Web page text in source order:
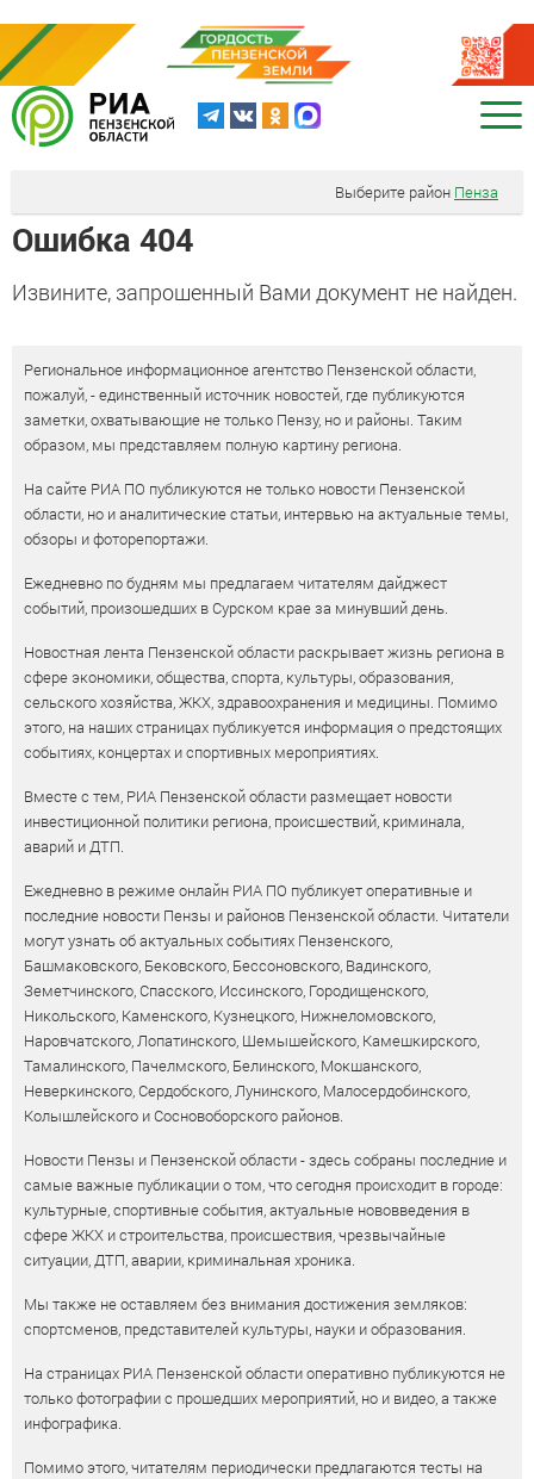
Выберите район Пенза
Ошибка 404
Извините, запрошенный Вами документ не найден.
Региональное информационное агентство Пензенской области,
пожалуй, - единственный источник новостей, где публикуются
заметки, охватывающие не только Пензу, но и районы. Таким
образом, мы представляем полную картину региона.
На сайте РИА ПО публикуются не только новости Пензенской
области, но и аналитические статьи, интервью на актуальные темы,
обзоры и фоторепортажи.
Ежедневно по будням мы предлагаем читателям дайджест
событий, произошедших в Сурском крае за минувший день.
Новостная лента Пензенской области раскрывает жизнь региона в
сфере экономики, общества, спорта, культуры, образования,
сельского хозяйства, ЖКХ, здравоохранения и медицины. Помимо
этого, на наших страницах публикуется информация о предстоящих
событиях, концертах и спортивных мероприятиях.
Вместе с тем, РИА Пензенской области размещает новости
инвестиционной политики региона, происшествий, криминала,
аварий и ДТП.
Ежедневно в режиме онлайн РИА ПО публикует оперативные и
последние новости Пензы и районов Пензенской области. Читатели
могут узнать об актуальных событиях Пензенского,
Башмаковского, Бековского, Бессоновского, Вадинского,
Земетчинского, Спасского, Иссинского, Городищенского,
Никольского, Каменского, Кузнецкого, Нижнеломовского,
Наровчатского, Лопатинского, Шемышейского, Камешкирского,
Тамалинского, Пачелмского, Белинского, Мокшанского,
Неверкинского, Сердобского, Лунинского, Малосердобинского,
Колышлейского и Сосновоборского районов.
Новости Пензы и Пензенской области - здесь собраны последние и
самые важные публикации о том, что сегодня происходит в городе:
культурные, спортивные события, актуальные нововведения в
сфере ЖКХ и строительства, происшествия, чрезвычайные
ситуации, ДТП, аварии, криминальная хроника.
Мы также не оставляем без внимания достижения земляков:
спортсменов, представителей культуры, науки и образования.
На страницах РИА Пензенской области оперативно публикуются не
только фотографии с прошедших мероприятий, но и видео, а также
инфографика.
Помимо этого, читателям периодически предлагаются тесты на